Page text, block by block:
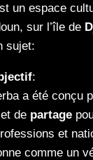
un espace
sur l’île de
sujet:
:
a été conçu
et de partage
et
comme un